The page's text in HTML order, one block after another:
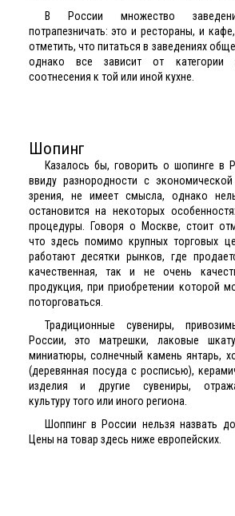
В России множество
потрапезничать: это и рестораны, и
отметить, что питаться в заведениях
однако все зависит от категории
соотнесения к той или иной кухне.
Шопинг
Казалось бы, говорить о шопинге в
ввиду разнородности с
зрения, не имеет смысла, однако
остановится на некоторых
процедуры. Говоря о Москве, стоит
что здесь помимо крупных торговых
работают десятки рынков, где
качественная, так и не очень
продукция, при приобретении которой
поторговаться.
Традиционные сувениры,
России, это матрешки, лаковые
миниатюры, солнечный камень янтарь,
(деревянная посуда с росписью),
изделия и другие сувениры,
культуру того или иного региона.
Шоппинг в России нельзя назвать
Цены на товар здесь ниже европейских.